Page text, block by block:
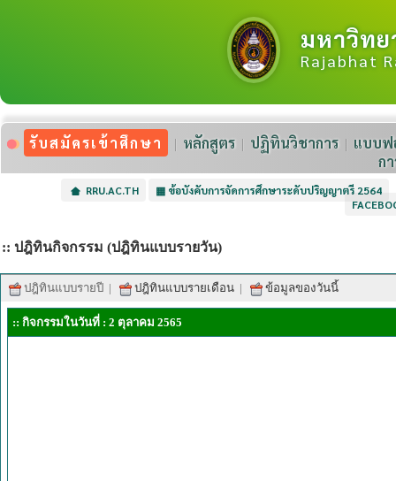
มหาวิท
Rajabhat
รับสมัครเข้าศึกษา หลักสูตร ปฏิทินวิชาการ
แบบฟ
ก
RRU.AC.TH ▦ ข้อบังคับการจัดการศึกษาระดับปริญญาตรี 2564
:: ปฎิทินกิจกรรม (ปฎิทินแบบรายวัน)
ปฎิทินแบบรายปี | ปฎิทินแบบรายเดือน | ข้อมูลของวันนี้
:: กิจกรรมในวันที่ : 2 ตุลาคม 2565